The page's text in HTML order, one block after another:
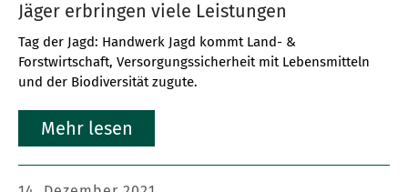
Jäger erbringen viele Leistungen
Tag der Jagd: Handwerk Jagd kommt Land- &
Forstwirtschaft, Versorgungssicherheit mit Lebensmitteln
und der Biodiversität zugute.
Mehr lesen